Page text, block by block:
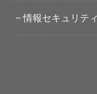
情報セキュリテ